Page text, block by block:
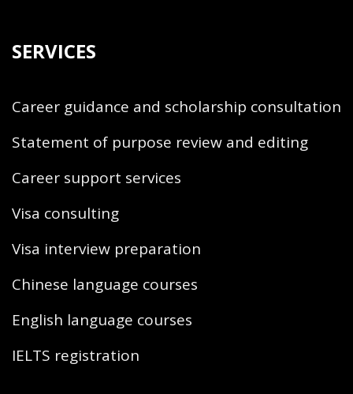
SERVICES
Career guidance and scholarship consultation
Statement of purpose review and editing
Career support services
Visa consulting
Visa interview preparation
Chinese language courses
English language courses
IELTS registration